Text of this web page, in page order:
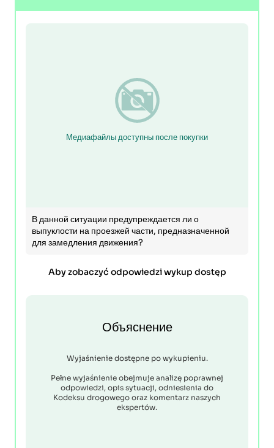
Медиафайлы доступны после покупки
В данной ситуации предупреждается ли о
выпуклости на проезжей части, предназначенной
для замедления движения?
Aby zobaczyć odpowiedzi wykup dostęp
Объяснение
Wyjaśnienie dostępne po wykupieniu.
Pełne wyjaśnienie obejmuje analizę poprawnej
odpowiedzi, opis sytuacji, odniesienia do
Kodeksu drogowego oraz komentarz naszych
ekspertów.